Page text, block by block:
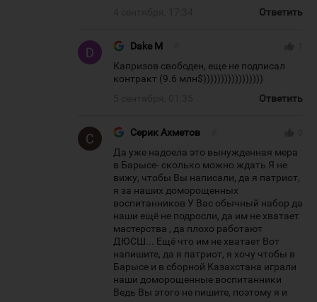
Ответить
Dake M
Капризов свободен, еще не подписал
контракт (9.6 млн$)))))))))))))))))
Ответить
Серик Ахметов
Да уже надоела это вынужденная мера
в Барысе- сколько можно ждать Я не
вижу, чтобы Вы написали, да я патриот,
я за наших доморощенных
воспитанников У Вас обычный набор да
наши ещё не подросли, да им не хватает
мастерства , да плохо работают
ДЮСШ... Ещё что им не хватает Вот
напишите, да я патриот, я хочу чтобы в
Барысе и в сборной Казахстана играли
наши доморощенные воспитанники
Ведь Вы этого не пишите, поэтому я и